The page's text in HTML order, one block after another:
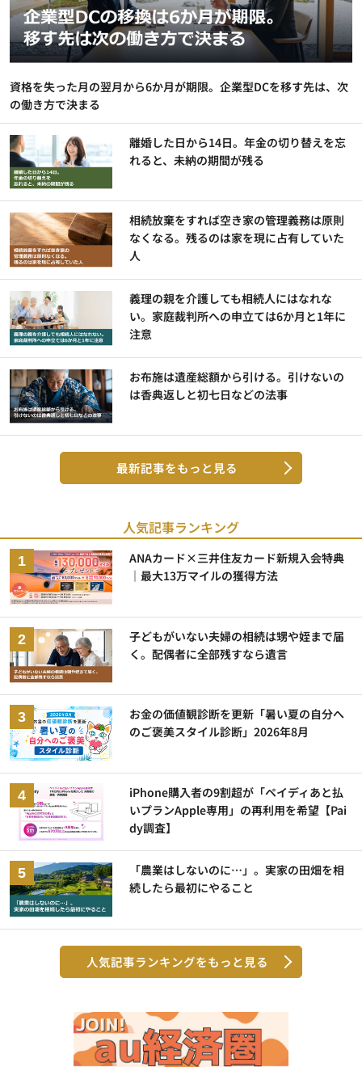
資格を失った月の翌月から6か月が期限。企業型DCを移す先は、次
の働き方で決まる
離婚した日から14日。年金の切り替えを忘
れると、未納の期間が残る
相続放棄をすれば空き家の管理義務は原則
なくなる。残るのは家を現に占有していた
人
義理の親を介護しても相続人にはなれな
い。家庭裁判所への申立ては6か月と1年に
注意
お布施は遺産総額から引ける。引けないの
は香典返しと初七日などの法事
最新記事をもっと見る
人気記事ランキング
ANAカード×三井住友カード新規入会特典
｜最大13万マイルの獲得方法
子どもがいない夫婦の相続は甥や姪まで届
く。配偶者に全部残すなら遺言
お金の価値観診断を更新「暑い夏の自分へ
のご褒美スタイル診断」2026年8月
iPhone購入者の9割超が「ペイディあと払
いプランApple専用」の再利用を希望【Pai
dy調査】
「農業はしないのに…」。実家の田畑を相
続したら最初にやること
人気記事ランキングをもっと見る